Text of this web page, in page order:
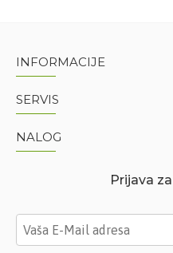
INFORMACIJE
SERVIS
NALOG
Prijava